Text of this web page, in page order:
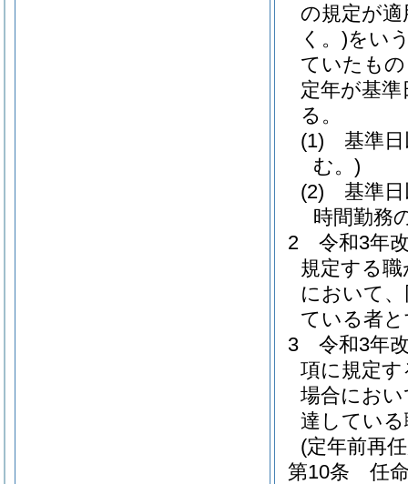
の規定が
く。)をい
ていたも
定年が基
る。
(1)
基準
む。)
(2)
基準
時間勤務
2
令和3年
規定する
において
ている者
3
令和3年
項に規定
場合にお
達してい
(定年前再
第10条
任